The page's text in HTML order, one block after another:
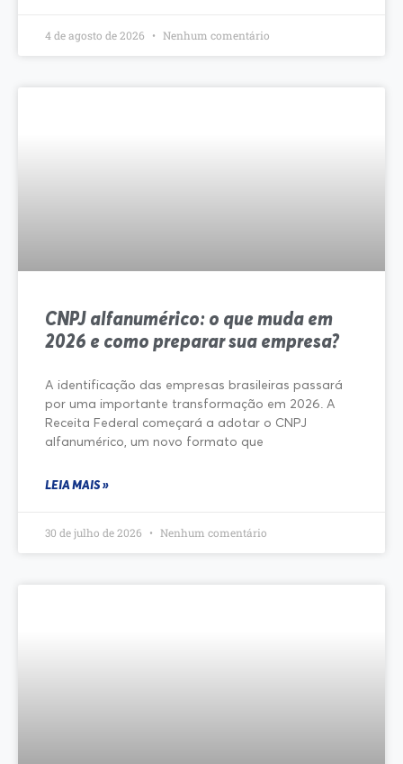
4 de agosto de 2026 Nenhum comentário
CNPJ alfanumérico: o que muda em
2026 e como preparar sua empresa?
A identificação das empresas brasileiras passará
por uma importante transformação em 2026. A
Receita Federal começará a adotar o CNPJ
alfanumérico, um novo formato que
LEIA MAIS »
30 de julho de 2026 Nenhum comentário